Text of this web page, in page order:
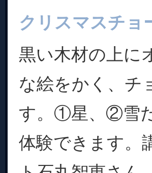
クリスマスチョ
黒い木材の上に
な絵をかく、チ
す。①星、②雪
体験できます。